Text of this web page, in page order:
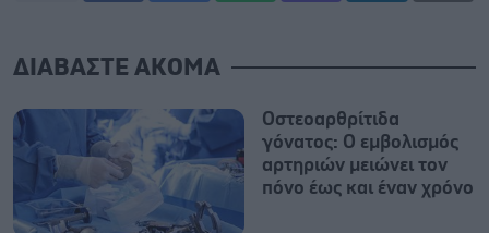
ΔΙΑΒΑΣΤΕ ΑΚΟΜΑ
Οστεοαρθρίτιδα
γόνατος: Ο εμβολισμός
αρτηριών μειώνει τον
πόνο έως και έναν χρόνο